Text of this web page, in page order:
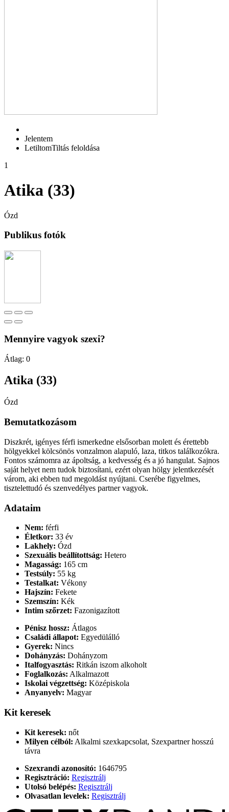
Jelentem
LetiltomTiltás feloldása
1
Atika (33)
Ózd
Publikus fotók
Mennyire vagyok szexi?
Átlag: 0
Atika (33)
Ózd
Bemutatkozásom
Diszkrét, igényes férfi ismerkedne elsősorban molett és érettebb
hölgyekkel kölcsönös vonzalmon alapuló, laza, titkos találkozókra.
Fontos számomra az ápoltság, a kedvesség és a jó hangulat. Sajnos
saját helyet nem tudok biztosítani, ezért olyan hölgy jelentkezését
várom, aki ebben tud megoldást nyújtani. Cserébe figyelmes,
tisztelettudó és szenvedélyes partner vagyok.
Adataim
Nem: férfi
Életkor: 33 év
Lakhely: Ózd
Szexuális beállítottság: Hetero
Magasság: 165 cm
Testsúly: 55 kg
Testalkat: Vékony
Hajszín: Fekete
Szemszín: Kék
Intim szőrzet: Fazonigazított
Pénisz hossz: Átlagos
Családi állapot: Egyedülálló
Gyerek: Nincs
Dohányzás: Dohányzom
Italfogyasztás: Ritkán iszom alkoholt
Foglalkozás: Alkalmazott
Iskolai végzettség: Középiskola
Anyanyelv: Magyar
Kit keresek
Kit keresek: nőt
Milyen célból: Alkalmi szexkapcsolat, Szexpartner hosszú
távra
Szexrandi azonosító: 1646795
Regisztráció: Regisztrálj
Utolsó belépés: Regisztrálj
Olvasatlan levelek: Regisztrálj